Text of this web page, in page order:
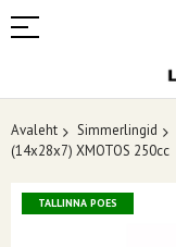
Avaleht Simmerlingid
(14x28x7) XMOTOS 250cc
Skip
TALLINNA POES